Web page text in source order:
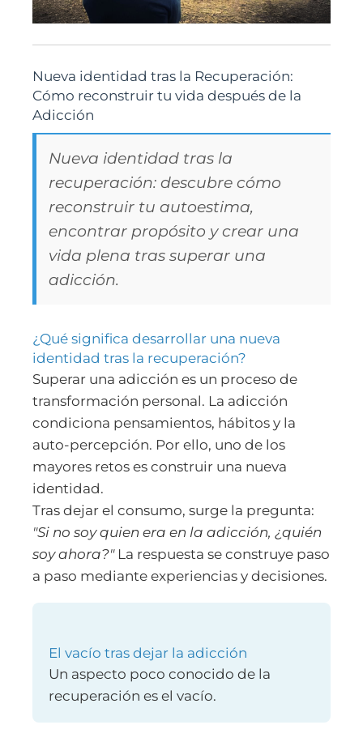
Nueva identidad tras la Recuperación:
Cómo reconstruir tu vida después de la
Adicción
Nueva identidad tras la
recuperación: descubre cómo
reconstruir tu autoestima,
encontrar propósito y crear una
vida plena tras superar una
adicción.
¿Qué significa desarrollar una nueva
identidad tras la recuperación?
Superar una adicción es un proceso de
transformación personal. La adicción
condiciona pensamientos, hábitos y la
auto-percepción. Por ello, uno de los
mayores retos es construir una nueva
identidad.
Tras dejar el consumo, surge la pregunta:
"Si no soy quien era en la adicción, ¿quién
soy ahora?"La respuesta se construye paso
a paso mediante experiencias y decisiones.
El vacío tras dejar la adicción
Un aspecto poco conocido de la
recuperación es el vacío.